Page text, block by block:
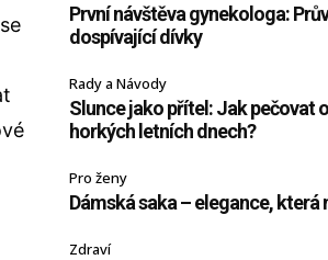
První návštěva gynekologa:
dospívající dívky
Rady a Návody
Slunce jako přítel: Jak pečovat
horkých letních dnech?
Pro ženy
Dámská saka – elegance,
Zdraví